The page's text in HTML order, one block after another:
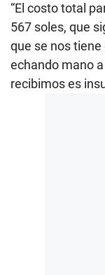
“El costo total
567 soles, que
que se nos
echando mano
recibimos es